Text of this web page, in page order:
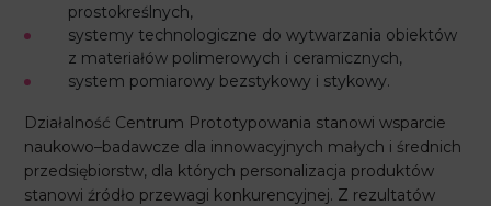
prostokreślnych,
systemy technologiczne do wytwarzania obiektów
z materiałów polimerowych i ceramicznych,
system pomiarowy bezstykowy i stykowy.
Działalność Centrum Prototypowania stanowi wsparcie
naukowo–badawcze dla innowacyjnych małych i średnich
przedsiębiorstw, dla których personalizacja produktów
stanowi źródło przewagi konkurencyjnej. Z rezultatów